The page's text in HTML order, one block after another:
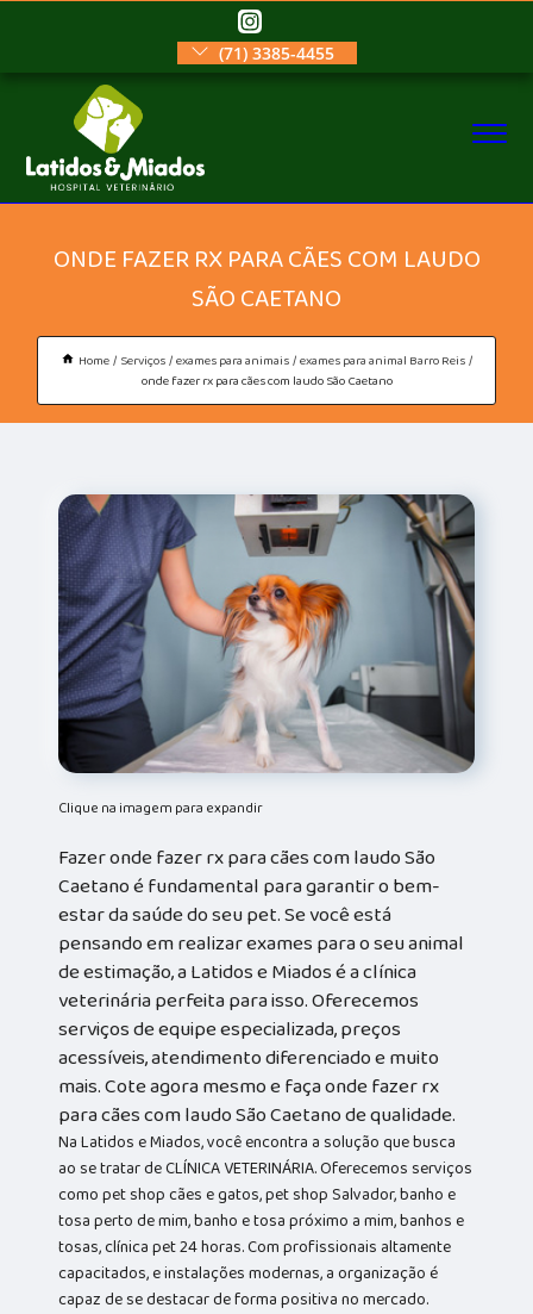
(71) 3385-4455
ONDE FAZER RX PARA CÃES COM LAUDO
SÃO CAETANO
Home Serviços exames para animais exames para animal Barro Reis
onde fazer rx para cães com laudo São Caetano
Clique na imagem para expandir
Fazer onde fazer rx para cães com laudo São
Caetano é fundamental para garantir o bem-
estar da saúde do seu pet. Se você está
pensando em realizar exames para o seu animal
de estimação, a Latidos e Miados é a clínica
veterinária perfeita para isso. Oferecemos
serviços de equipe especializada, preços
acessíveis, atendimento diferenciado e muito
mais. Cote agora mesmo e faça onde fazer rx
para cães com laudo São Caetano de qualidade.
Na Latidos e Miados, você encontra a solução que busca
ao se tratar de CLÍNICA VETERINÁRIA. Oferecemos serviços
como pet shop cães e gatos, pet shop Salvador, banho e
tosa perto de mim, banho e tosa próximo a mim, banhos e
tosas, clínica pet 24 horas. Com profissionais altamente
capacitados, e instalações modernas, a organização é
capaz de se destacar de forma positiva no mercado.